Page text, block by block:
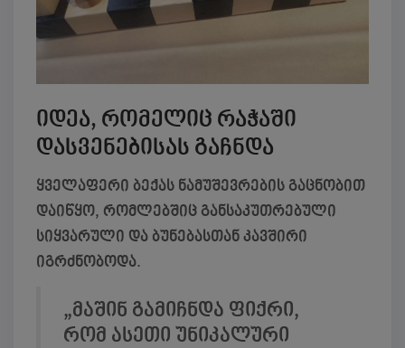
იდეა, რომელიც რაჭაში
დასვენებისას გაჩნდა
ყველაფერი ბექას ნამუშევრების გაცნობით
დაიწყო, რომლებშიც განსაკუთრებული
სიყვარული და ბუნებასთან კავშირი
იგრძნობოდა.
„მაშინ გამიჩნდა ფიქრი,
რომ ასეთი უნიკალური